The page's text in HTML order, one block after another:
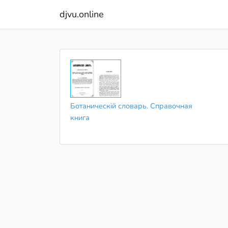
djvu.online
Ботаническій словарь. Справочная
книга